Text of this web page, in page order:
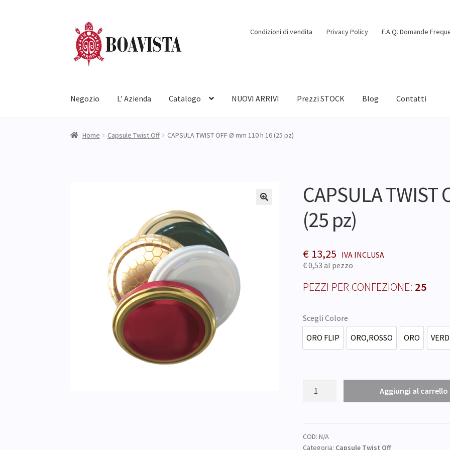
Vai
alla
navigazione
Vai
al
contenuto
Condizioni di vendita Privacy Policy F.A.Q. Domande
Negozio L’ Azienda Catalogo NUOVI ARRIVI Prezzi STOCK Blog Contatti
Home Capsule Twist Off CAPSULA TWIST OFF Ø mm 110 h 16 (25 pz)
CAPSULA
(25 pz)
€13,25
€ 0,53 al pezzo
PEZZI PER CONFEZIONE: 25
Scegli Colore
ORO FLIP
ORO,ROSSO ORO
mm
110
Aggiungi al carrello
COD: N/A
Categoria: Capsule Twist Off